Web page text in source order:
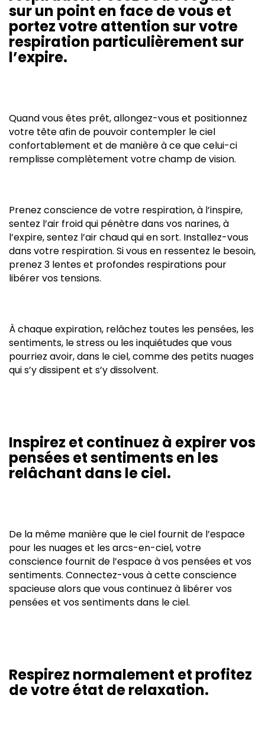
sur un point en face de vous et
portez votre attention sur votre
respiration particulièrement sur
l’expire.
Quand vous êtes prêt, allongez-vous et positionnez
votre tête afin de pouvoir contempler le ciel
confortablement et de manière à ce que celui-ci
remplisse complètement votre champ de vision.
Prenez conscience de votre respiration, à l’inspire,
sentez l’air froid qui pénètre dans vos narines, à
l’expire, sentez l’air chaud qui en sort. Installez-vous
dans votre respiration. Si vous en ressentez le besoin,
prenez 3 lentes et profondes respirations pour
libérer vos tensions.
À chaque expiration, relâchez toutes les pensées, les
sentiments, le stress ou les inquiétudes que vous
pourriez avoir, dans le ciel, comme des petits nuages
qui s’y dissipent et s’y dissolvent.
Inspirez et continuez à expirer vos
pensées et sentiments en les
relâchant dans le ciel.
De la même manière que le ciel fournit de l’espace
pour les nuages et les arcs-en-ciel, votre
conscience fournit de l’espace à vos pensées et vos
sentiments. Connectez-vous à cette conscience
spacieuse alors que vous continuez à libérer vos
pensées et vos sentiments dans le ciel.
Respirez normalement et profitez
de votre état de relaxation.